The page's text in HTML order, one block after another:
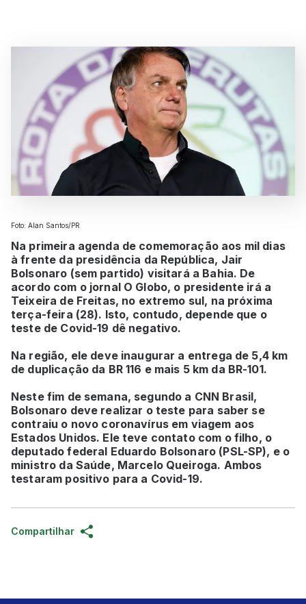
Foto: Alan Santos/PR
Na primeira agenda de comemoração aos mil dias
à frente da presidência da República, Jair
Bolsonaro (sem partido) visitará a Bahia. De
acordo com o jornal O Globo, o presidente irá a
Teixeira de Freitas, no extremo sul, na próxima
terça-feira (28). Isto, contudo, depende que o
teste de Covid-19 dê negativo.
Na região, ele deve inaugurar a entrega de 5,4 km
de duplicação da BR 116 e mais 5 km da BR-101.
Neste fim de semana, segundo a CNN Brasil,
Bolsonaro deve realizar o teste para saber se
contraiu o novo coronavírus em viagem aos
Estados Unidos. Ele teve contato com o filho, o
deputado federal Eduardo Bolsonaro (PSL-SP), e o
ministro da Saúde, Marcelo Queiroga. Ambos
testaram positivo para a Covid-19.
Compartilhar